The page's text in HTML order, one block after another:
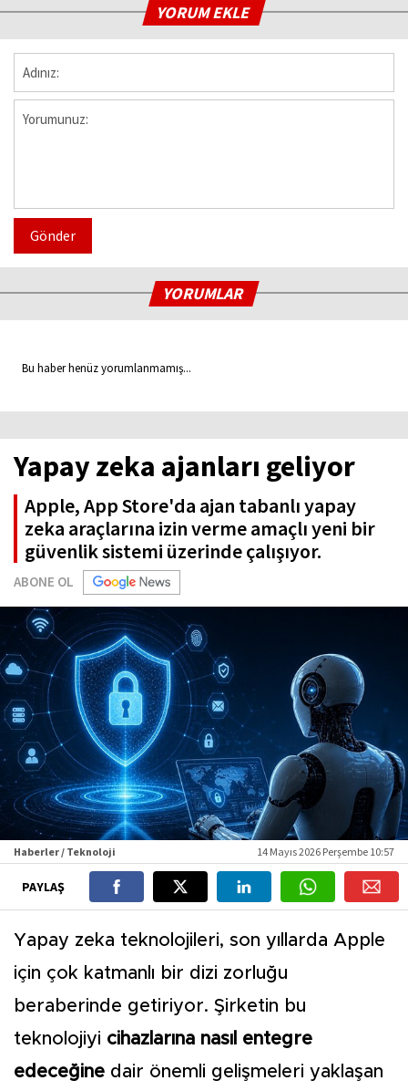
YORUM EKLE
Gönder
YORUMLAR
Bu haber henüz yorumlanmamış...
Yapay zeka ajanları geliyor
Apple, App Store'da ajan tabanlı yapay
zeka araçlarına izin verme amaçlı yeni bir
güvenlik sistemi üzerinde çalışıyor.
ABONE OL
Haberler / Teknoloji 14 Mayıs 2026 Perşembe 10:57
PAYLAŞ
Yapay zeka teknolojileri, son yıllarda Apple
için çok katmanlı bir dizi zorluğu
beraberinde getiriyor. Şirketin bu
teknolojiyi cihazlarına nasıl entegre
edeceğine dair önemli gelişmeleri yaklaşan